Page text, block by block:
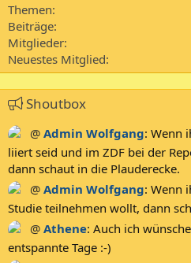
Themen
Beiträge
Mitglieder
Neuestes Mitglied
Shoutbox
@ Admin Wolfgang: Wenn
liiert seid und im ZDF bei der
dann schaut in die Plauderecke.
@ Admin Wolfgang: Wenn
Studie teilnehmen wollt, dann
@ Athene: Auch ich
entspannte Tage :-)